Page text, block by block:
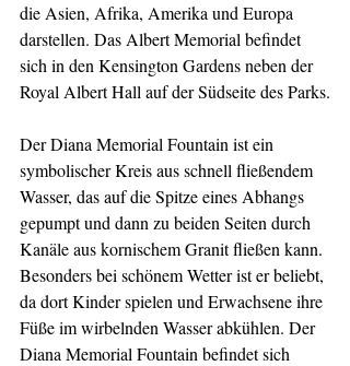
die Asien, Afrika, Amerika und Europa
darstellen. Das Albert Memorial befindet
sich in den Kensington Gardens neben der
Royal Albert Hall auf der Südseite des Parks.
Der Diana Memorial Fountain ist ein
symbolischer Kreis aus schnell fließendem
Wasser, das auf die Spitze eines Abhangs
gepumpt und dann zu beiden Seiten durch
Kanäle aus kornischem Granit fließen kann.
Besonders bei schönem Wetter ist er beliebt,
da dort Kinder spielen und Erwachsene ihre
Füße im wirbelnden Wasser abkühlen. Der
Diana Memorial Fountain befindet sich